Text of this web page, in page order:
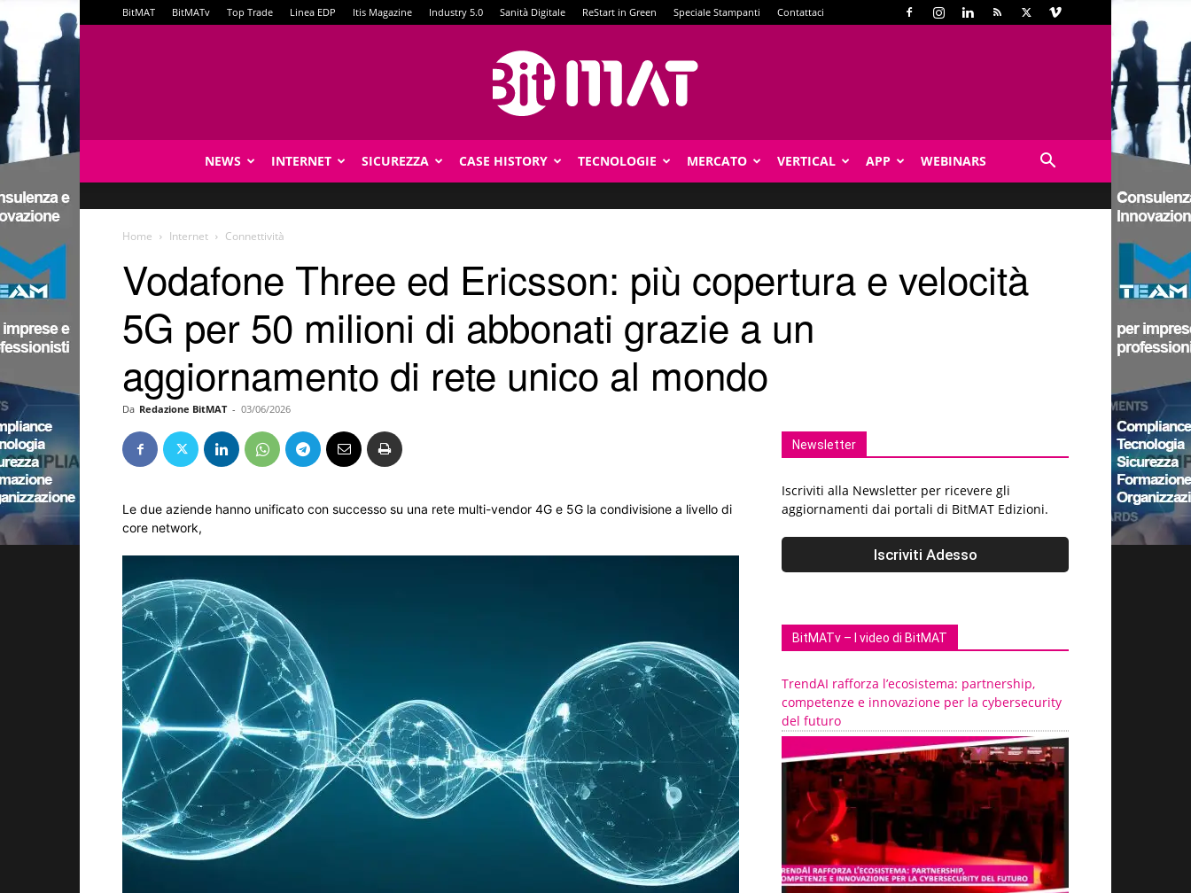
BitMAT BitMATv Top Trade Linea EDP Itis Magazine Industry 5.0 Sanità Digitale ReStart in Green Speciale Stampanti Contattaci
NEWS INTERNET SICUREZZA CASE HISTORY TECNOLOGIE MERCATO VERTICAL APP WEBINARS
Home Internet Connettività
Vodafone Three ed Ericsson: più copertura e velocità
5G per 50 milioni di abbonati grazie a un
aggiornamento di rete unico al mondo
Da Redazione BitMAT - 03/06/2026
Le due aziende hanno unificato con successo su una rete multi-vendor 4G e 5G la condivisione a livello di
core network,
Newsletter
Iscriviti alla Newsletter per ricevere gli
aggiornamenti dai portali di BitMAT Edizioni.
BitMATv – I video di BitMAT
TrendAI rafforza l’ecosistema: partnership,
competenze e innovazione per la cybersecurity
del futuro